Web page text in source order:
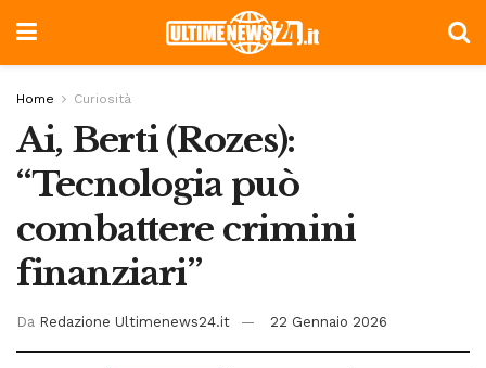
Home Curiosità
Ai, Berti (Rozes):
“Tecnologia può
combattere crimini
finanziari”
Da Redazione Ultimenews24.it 22 Gennaio 2026